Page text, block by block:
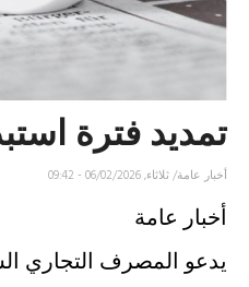
تمديد فترة
أخبار عامة/ثلاثاء, 06/02/2026 - 09:42
أخبار عامة
يدعو المصرف التجاري